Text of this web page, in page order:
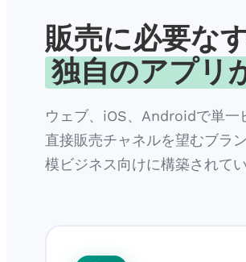
販売に必要な
独自のアプリ
ウェブ、iOS、Androidで単一
直接販売チャネルを望むブラ
模ビジネス向けに構築されてい